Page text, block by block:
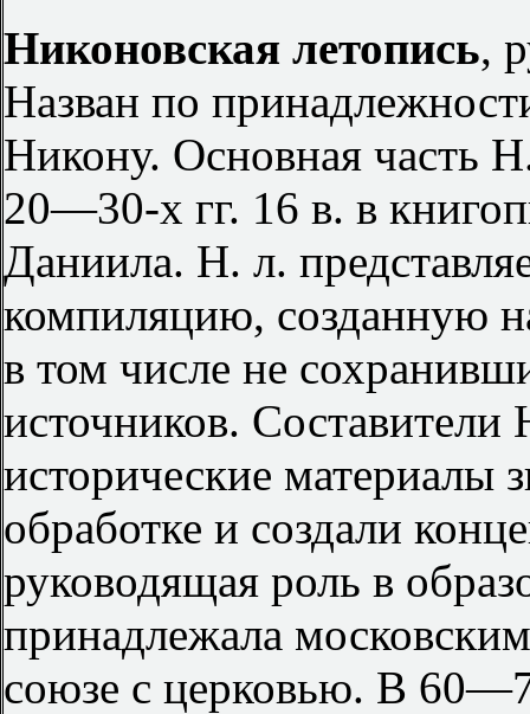
Никоновская летопись,
Назван по
Никону. Основная часть
20—30-х гг. 16 в. в
Даниила. Н. л.
компиляцию, созданную
в том числе не
источников.
исторические материалы
обработке и создали
руководящая роль в
принадлежала
союзе с церковью. В